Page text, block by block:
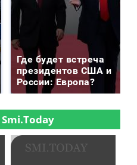
Где будет встреча
президентов США и
России: Европа?